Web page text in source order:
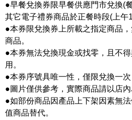
●早餐兌換券限早餐供應門市兌換(
其它電子禮券商品於正餐時段(上午
●本券限兌換券上所載之指定商品
商品。
●本券無法兌換現金或找零，且不
用。
●本券序號具唯一性，僅限兌換一次
●圖片僅供參考，實際商品請以店內
●如部份商品因產品上下架因素無
值商品替代。